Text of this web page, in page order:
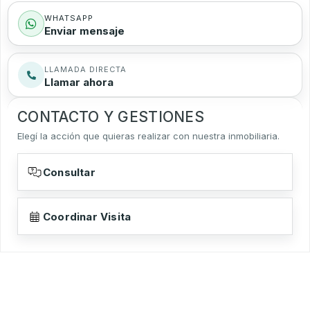
WHATSAPP
Enviar mensaje
LLAMADA DIRECTA
Llamar ahora
CONTACTO Y GESTIONES
Elegí la acción que quieras realizar con nuestra inmobiliaria.
Consultar
Coordinar Visita